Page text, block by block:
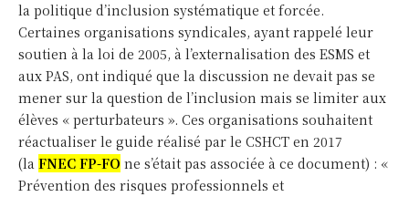
AESH
로그인 가입하기
계획을 선택
월간 간행물
$30
반복되는 월 수수료
Se connecter
Nom d'utilisateur ou adresse e-mail
Le mot de passe Mot de passe oublié?
la politique d’inclusion systématique et forcée.
Certaines organisations syndicales, ayant rappelé leur
soutien à la loi de 2005, à l’externalisation des ESMS et
aux PAS, ont indiqué que la discussion ne devait pas se
mener sur la question de l’inclusion mais se limiter aux
élèves « perturbateurs ». Ces organisations souhaitent
réactualiser le guide réalisé par le CSHCT en 2017
(la FNEC FP-FO ne s’était pas associée à ce document) : «
Prévention des risques professionnels et